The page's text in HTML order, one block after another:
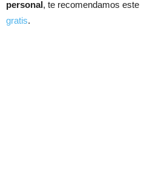
personal, te recomendamos este
gratis.